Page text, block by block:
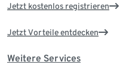
Jetzt kostenlos registrieren
Jetzt Vorteile entdecken
Weitere Services